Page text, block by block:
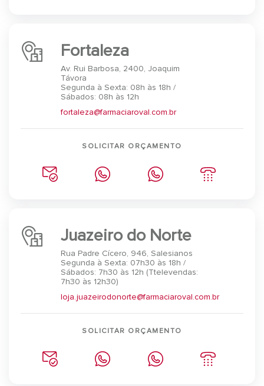
Fortaleza
Av. Rui Barbosa, 2400, Joaquim
Távora
Segunda à Sexta: 08h às 18h /
Sábados: 08h às 12h
fortaleza@farmaciaroval.com.br
SOLICITAR ORÇAMENTO
Juazeiro do Norte
Rua Padre Cícero, 946, Salesianos
Segunda à Sexta: 07h30 às 18h /
Sábados: 7h30 às 12h (Ttelevendas:
7h30 às 12h30)
loja.juazeirodonorte@farmaciaroval.com.br
SOLICITAR ORÇAMENTO